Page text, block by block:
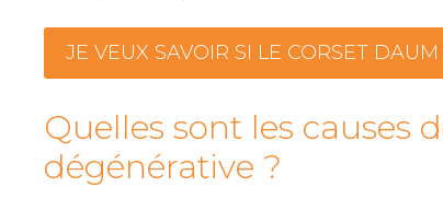
JE VEUX SAVOIR SI LE CORSET
Quelles sont les causes
dégénérative ?